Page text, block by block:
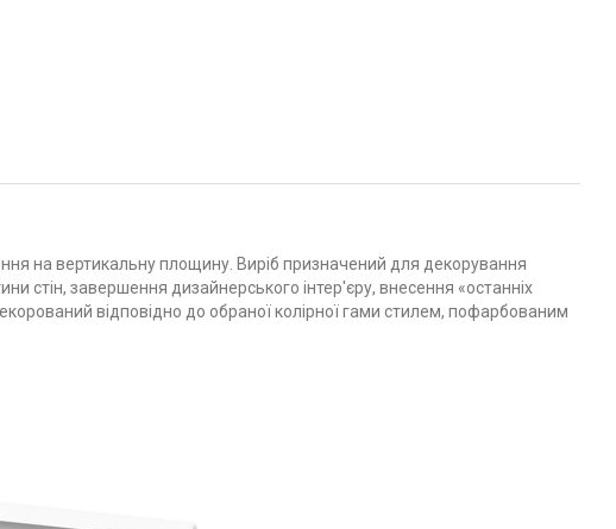
на вертикальну площину. Виріб призначений для декорування
стін, завершення дизайнерського інтер'єру, внесення «останніх
відповідно до обраної колірної гами стилем, пофарбованим